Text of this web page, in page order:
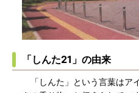
「しんた21」の由来
「しんた」という言葉はア